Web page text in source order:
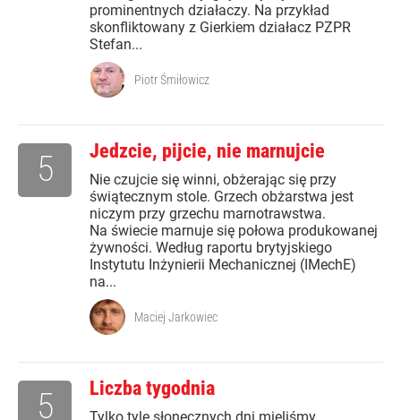
prominentnych działaczy. Na przykład
skonfliktowany z Gierkiem działacz PZPR
Stefan...
Piotr Śmiłowicz
Jedzcie, pijcie, nie marnujcie
Nie czujcie się winni, obżerając się przy
świątecznym stole. Grzech obżarstwa jest
niczym przy grzechu marnotrawstwa.
Na świecie marnuje się połowa produkowanej
żywności. Według raportu brytyjskiego
Instytutu Inżynierii Mechanicznej (IMechE)
na...
5
Maciej Jarkowiec
Liczba tygodnia
5